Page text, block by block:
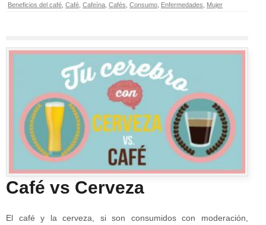
Beneficios del café Café Cafeína Cafés Consumo Enfermedades Mujer
Café vs Cerveza
El café y la cerveza, si son consumidos con moderación,